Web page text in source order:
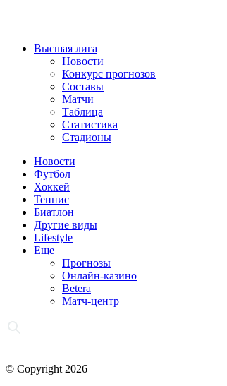
Высшая лига
Новости
Конкурс прогнозов
Составы
Матчи
Таблица
Статистика
Стадионы
Новости
Футбол
Хоккей
Теннис
Биатлон
Другие виды
Lifestyle
Еще
Прогнозы
Онлайн-казино
Betera
Матч-центр
© Copyright 2026